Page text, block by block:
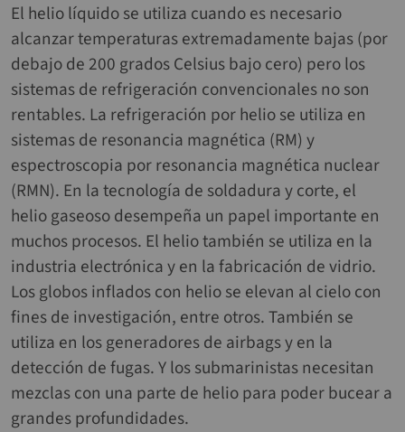
El helio líquido se utiliza cuando es necesario
alcanzar temperaturas extremadamente bajas (por
debajo de 200 grados Celsius bajo cero) pero los
sistemas de refrigeración convencionales no son
rentables. La refrigeración por helio se utiliza en
sistemas de resonancia magnética (RM) y
espectroscopia por resonancia magnética nuclear
(RMN). En la tecnología de soldadura y corte, el
helio gaseoso desempeña un papel importante en
muchos procesos. El helio también se utiliza en la
industria electrónica y en la fabricación de vidrio.
Los globos inflados con helio se elevan al cielo con
fines de investigación, entre otros. También se
utiliza en los generadores de airbags y en la
detección de fugas. Y los submarinistas necesitan
mezclas con una parte de helio para poder bucear a
grandes profundidades.